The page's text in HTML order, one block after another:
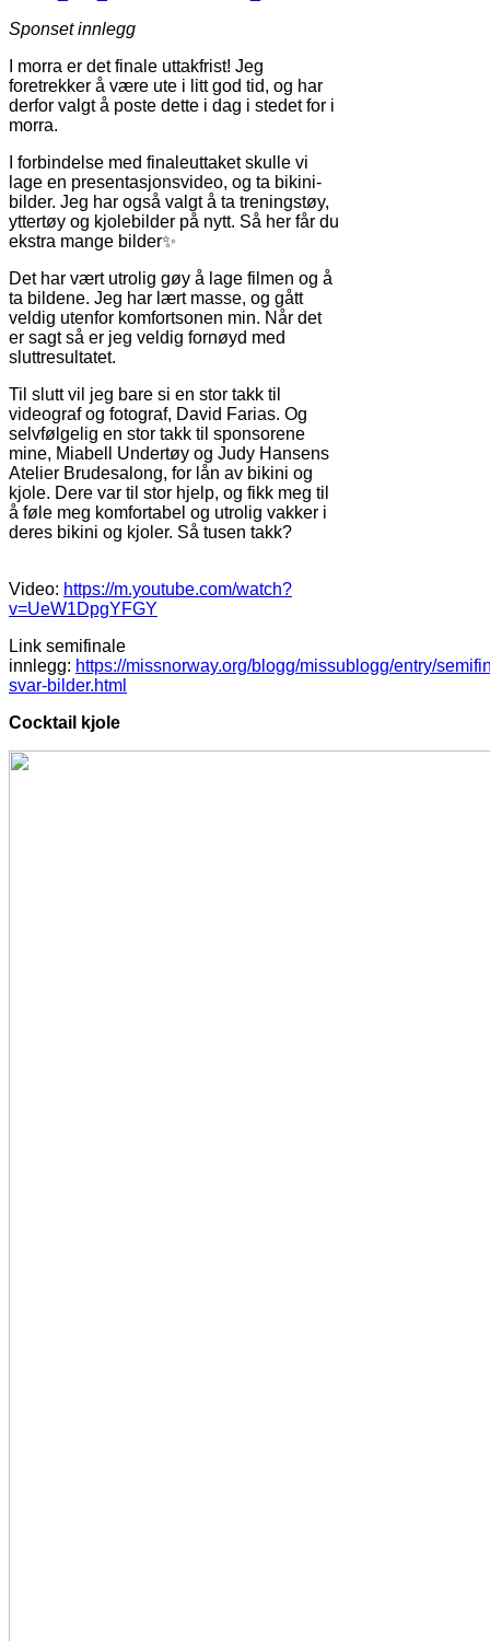
Sponset innlegg
I morra er det finale uttakfrist! Jeg
foretrekker å være ute i litt god tid, og har
derfor valgt å poste dette i dag i stedet for i
morra.
I forbindelse med finaleuttaket skulle vi
lage en presentasjonsvideo, og ta bikini-
bilder. Jeg har også valgt å ta treningstøy,
yttertøy og kjolebilder på nytt. Så her får du
ekstra mange bilder✨
Det har vært utrolig gøy å lage filmen og å
ta bildene. Jeg har lært masse, og gått
veldig utenfor komfortsonen min. Når det
er sagt så er jeg veldig fornøyd med
sluttresultatet.
Til slutt vil jeg bare si en stor takk til
videograf og fotograf, David Farias. Og
selvfølgelig en stor takk til sponsorene
mine, Miabell Undertøy og Judy Hansens
Atelier Brudesalong, for lån av bikini og
kjole. Dere var til stor hjelp, og fikk meg til
å føle meg komfortabel og utrolig vakker i
deres bikini og kjoler. Så tusen takk?
Video: https://m.youtube.com/watch?
v=UeW1DpgYFGY
Link semifinale
innlegg: https://missnorway.org/blogg/missublogg/entry/
svar-bilder.html
Cocktail kjole